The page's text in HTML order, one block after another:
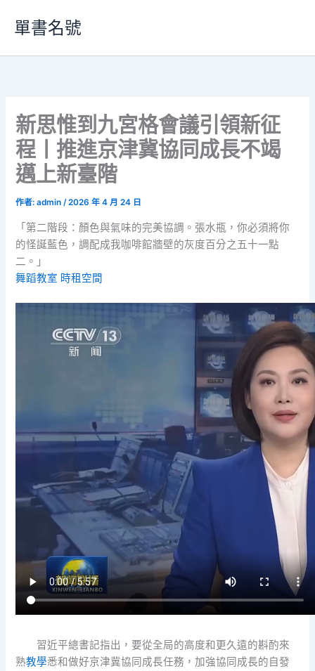
要
單書名號
新思惟到九宮格會議引領新征
程丨推進京津冀協同成長不竭
邁上新臺階
作者:admin/2026 年 4 月 24 日
「第二階段：顏色與氣味的完美協調。張水瓶，你必須將你
的怪誕藍色，調配成我咖啡館牆壁的灰度百分之五十一點
二。」
舞蹈教室 時租空間
習近平總書記指出，要從全局的高度和更久遠的斟酌來
熟教學悉和做好京津冀協同成長任務，加強協同成長的自發